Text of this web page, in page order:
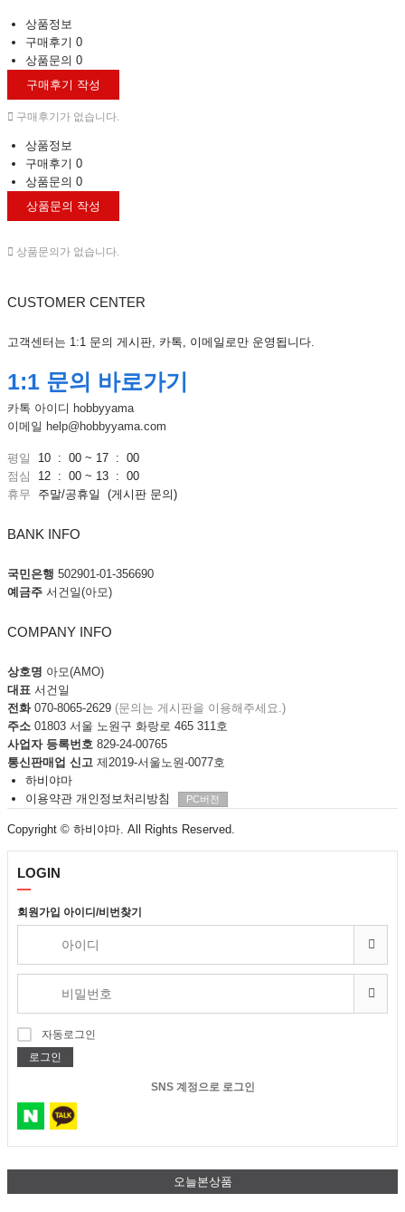
상품정보
구매후기 0
상품문의 0
구매후기 작성
구매후기가 없습니다.
상품정보
구매후기 0
상품문의 0
상품문의 작성
상품문의가 없습니다.
CUSTOMER CENTER
고객센터는 1:1 문의 게시판, 카톡, 이메일로만 운영됩니다.
1:1 문의 바로가기
카톡 아이디 hobbyyama
이메일 help@hobbyyama.com
평일
10 : 00 ~ 17 : 00
점심
12 : 00 ~ 13 : 00
휴무 주말/공휴일 (게시판 문의)
BANK INFO
국민은행 502901-01-356690
예금주 서건일(아모)
COMPANY INFO
상호명 아모(AMO)
대표 서건일
전화070-8065-2629 (문의는 게시판을 이용해주세요.)
주소 01803 서울 노원구 화랑로 465 311호
사업자 등록번호 829-24-00765
통신판매업 신고 제2019-서울노원-0077호
하비야마
이용약관 개인정보처리방침 PC버전
Copyright © 하비야마. All Rights Reserved.
LOGIN
회원가입 아이디/비번찾기
자동로그인
로그인
SNS 계정으로 로그인
오늘본상품